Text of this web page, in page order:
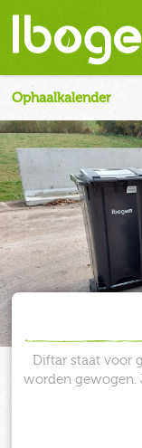
Diftar staat voor
worden gewogen.